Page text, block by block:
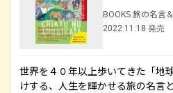
BOOKS 旅の名言
2022.11.18 発売
世界を４０年以上歩いてきた「地
けする、人生を輝かせる旅の名言